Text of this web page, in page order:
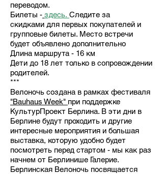
переводом.
Билеты - здесь. Следите за
скидками для первых покупателей и
групповые билеты. Место встречи
будет объявлено дополнительно
Длина маршрута - 16 км
Дети до 18 лет только в сопровождении
родителей.
***
Велоночь создана в рамках фестиваля
"Bauhaus Week" при поддержке
КультурПроект Берлина. В эти дни в
Берлине будут проходить и другие
интересные мероприятия и большая
выставка, которую удобно будет
посмотреть перед стартом - мы как раз
начнем от Берлинише Галерие.
Берлинская Велоночь посвящается